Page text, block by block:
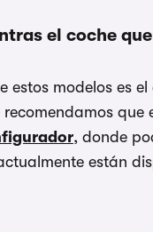
el coche
estos modelos es el
que
, donde
están